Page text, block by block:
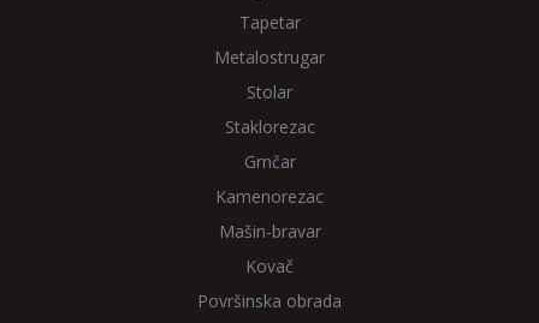
Tapetar
Metalostrugar
Stolar
Staklorezac
Grnčar
Kamenorezac
Mašin-bravar
Kovač
Površinska obrada